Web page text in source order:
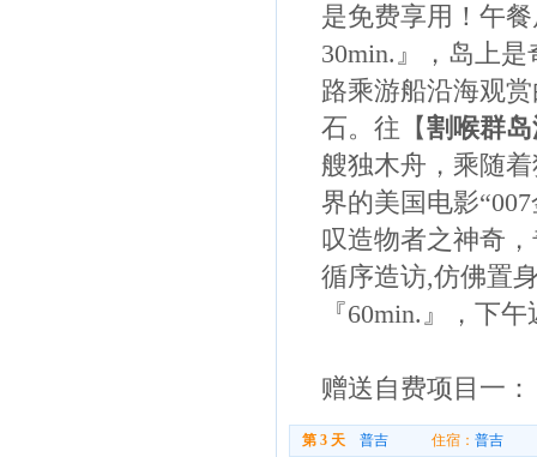
是免费享用！午
30min.』，岛上
路乘游船沿海观
石。往【割喉群
艘独木舟，乘随
界的美国电影
叹造物者之神奇
循序造访,仿佛置
『60min.』，下
赠送自费项目一
第 3 天 普吉 住宿： 普吉